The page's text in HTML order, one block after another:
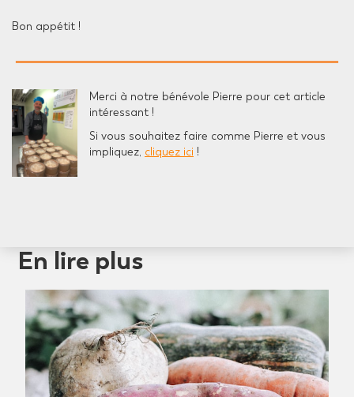
Bon appétit !
Merci à notre bénévole Pierre pour cet article
intéressant !
Si vous souhaitez faire comme Pierre et vous
impliquez, cliquez ici !
En lire plus